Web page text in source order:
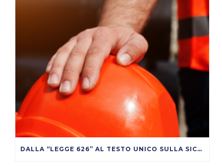
DALLA “LEGGE 626” AL TESTO UNICO SULLA SICUREZZA